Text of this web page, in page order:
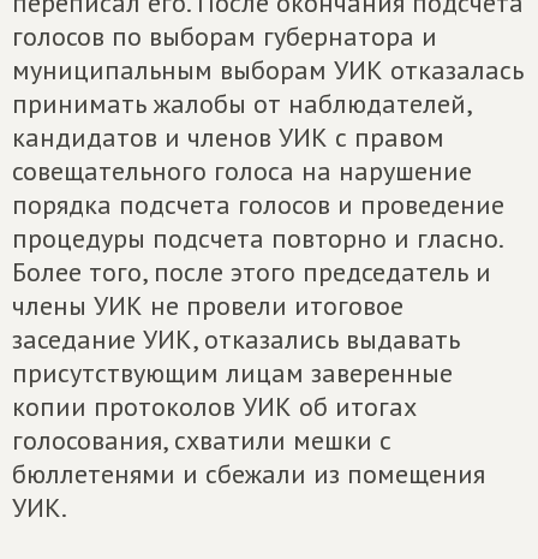
голосов по выборам губернатора и
муниципальным выборам УИК отказалась
принимать жалобы от наблюдателей,
кандидатов и членов УИК с правом
совещательного голоса на нарушение
порядка подсчета голосов и проведение
процедуры подсчета повторно и гласно.
Более того, после этого председатель и
члены УИК не провели итоговое
заседание УИК, отказались выдавать
присутствующим лицам заверенные
копии протоколов УИК об итогах
голосования, схватили мешки с
бюллетенями и сбежали из помещения
УИК.